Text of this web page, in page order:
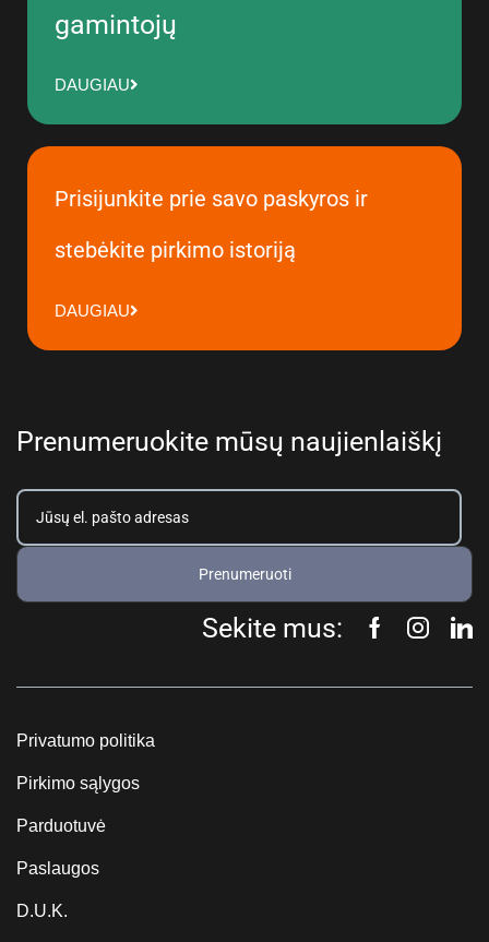
gamintojų
DAUGIAU
Prisijunkite prie savo paskyros ir
stebėkite pirkimo istoriją
DAUGIAU
Prenumeruokite mūsų naujienlaiškį
Prenumeruoti
Sekite mus:
Privatumo politika
Pirkimo sąlygos
Parduotuvė
Paslaugos
D.U.K.